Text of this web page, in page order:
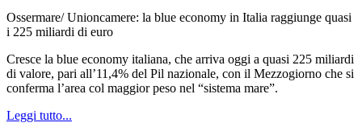
Ossermare/ Unioncamere: la blue economy in Italia raggiunge quasi
i 225 miliardi di euro
Cresce la blue economy italiana, che arriva oggi a quasi 225 miliardi
di valore, pari all’11,4% del Pil nazionale, con il Mezzogiorno che si
conferma l’area col maggior peso nel “sistema mare”.
Leggi tutto...